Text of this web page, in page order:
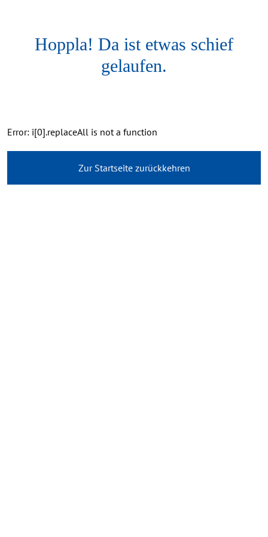
Hoppla! Da ist etwas schief
gelaufen.
Error: i[0].replaceAll is not a function
Zur Startseite zurückkehren